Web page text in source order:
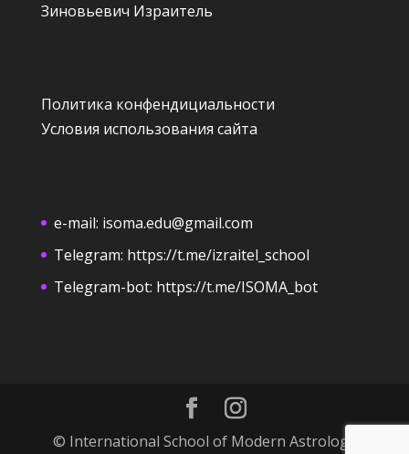
Зиновьевич Израитель
Политика конфендициальности
Условия использования сайта
e-mail: isoma.edu@gmail.com
Telegram: https://t.me/izraitel_school
Telegram-bot: https://t.me/ISOMA_bot
© International School of Modern Astrology